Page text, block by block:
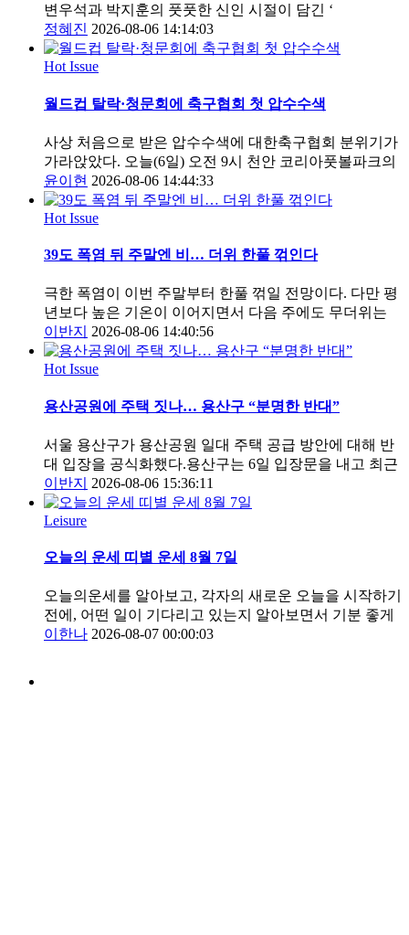
변우석과 박지훈의 풋풋한 신인 시절이 담긴 ‘
정혜진 2026-08-06 14:14:03
Hot Issue
월드컵 탈락·청문회에 축구협회 첫 압수수색
사상 처음으로 받은 압수수색에 대한축구협회 분위기가
가라앉았다. 오늘(6일) 오전 9시 천안 코리아풋볼파크의
윤이현 2026-08-06 14:44:33
Hot Issue
39도 폭염 뒤 주말엔 비… 더위 한풀 꺾인다
극한 폭염이 이번 주말부터 한풀 꺾일 전망이다. 다만 평
년보다 높은 기온이 이어지면서 다음 주에도 무더위는
이반지
2026-08-06 14:40:56
Hot Issue
용산공원에 주택 짓나… 용산구 “분명한 반대”
서울 용산구가 용산공원 일대 주택 공급 방안에 대해 반
대 입장을 공식화했다.용산구는 6일 입장문을 내고 최근
이반지
2026-08-06 15:36:11
Leisure
오늘의 운세 띠별 운세 8월 7일
오늘의운세를 알아보고, 각자의 새로운 오늘을 시작하기
전에, 어떤 일이 기다리고 있는지 알아보면서 기분 좋게
이한나 2026-08-07 00:00:03